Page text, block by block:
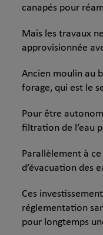
canapés pour
Mais les travaux
approvisionnée
Ancien moulin au
forage, qui est le
Pour être
filtration de l’eau
Parallèlement à
d’évacuation des
Ces
réglementation
pour longtemps